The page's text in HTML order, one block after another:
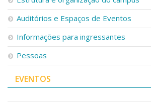
Bibliotecas
Apoio ao Estudante
Segurança, Trânsito e Prevenção
RH, Administrativo e Financeiro
Outros serviços
Comunicação
Assessorias e Mídias
Aplicativos e Sites
Jornal da USP
Auditórios e Espaços de Eventos
Informações para ingressantes
Pessoas
EVENTOS